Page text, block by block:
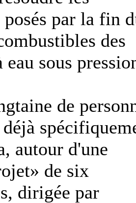
par la fin
des
eau sous
de
autour d'une
de six
dirigée par